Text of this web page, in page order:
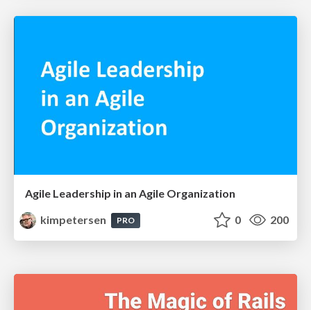
Agile Leadership in an Agile Organization
kimpetersen
PRO 0 200